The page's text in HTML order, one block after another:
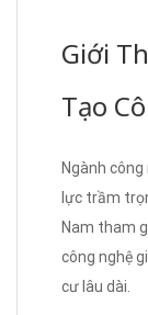
Giới
Tạo
Ngành
lực trầm
Nam tham
công nghệ
cư lâu dài.